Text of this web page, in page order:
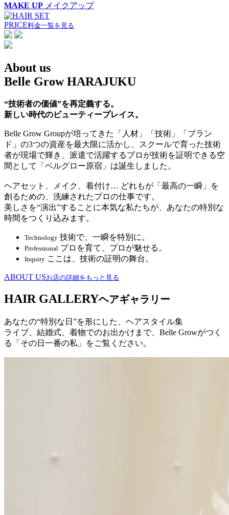
MAKE UP メイクアップ
PRICE料金一覧を見る
About us
Belle Grow HARAJUKU
“技術者の価値”を再定義する。
新しい時代のビューティープレイス。
Belle Grow Groupが培ってきた「人材」「技術」「ブラン
ド」の3つの資産を最大限に活かし、スクールで育った技術
者が現場で輝き、派遣で活躍するプロが技術を証明できる空
間として「ベルグロー原宿」は誕生しました。
ヘアセット、メイク、着付け… どれもが「最高の一瞬」を
創るための、洗練されたプロの仕事です。
美しさを“演出”することに本気な私たちが、あなたの特別な
時間をつくり込みます。
Technology 技術で、一瞬を特別に。
Professional プロを育て、プロが魅せる。
Inquiry ここは、技術の証明の舞台。
ABOUT USお店の詳細をもっと見る
HAIR GALLERYヘアギャラリー
あなたの“特別な日”を形にした、ヘアスタイル集
ライブ、結婚式、着物でのお出かけまで、Belle Growがつく
る「その日一番の私」をご覧ください。